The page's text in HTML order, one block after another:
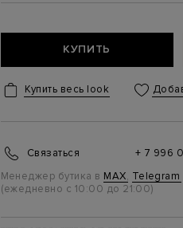
КУПИТЬ
Купить весь look
Связаться
+ 7 996
Менеджер бутика в MAX, Telegram
(ежедневно с 10:00 до 21:00)